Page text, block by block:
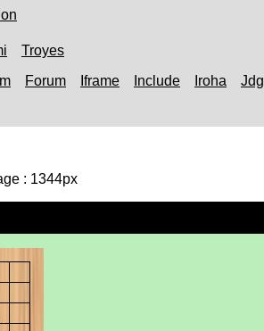
Troyes
Forum Iframe Include Iroha Jdg
: 1344px